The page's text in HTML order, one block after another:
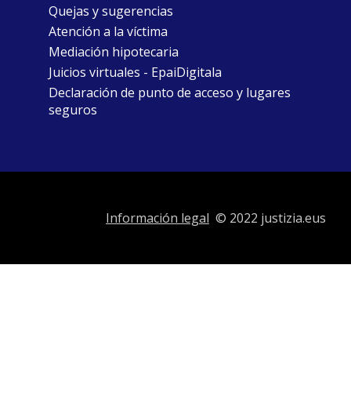
Quejas y sugerencias
Atención a la víctima
Mediación hipotecaria
Juicios virtuales - EpaiDigitala
Declaración de punto de acceso y lugares
seguros
Información legal © 2022 justizia.eus